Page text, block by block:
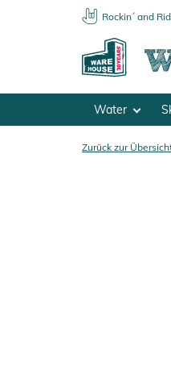
Rockin´ and
Water
Zurück zur